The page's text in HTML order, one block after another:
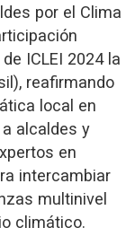
por el Clima
ICLEI 2024 la
reafirmando
local en
alcaldes y
en
intercambiar
multinivel
climático.